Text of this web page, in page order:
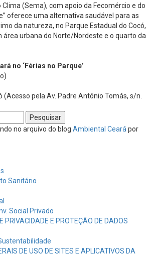
(Sema), com apoio da Fecomércio e do
oferece uma alternativa saudável para as
da natureza, no Parque Estadual do Cocó,
urbana do Norte/Nordeste e o quarto da
no ‘Férias no Parque’
(Acesso pela Av. Padre Antônio Tomás, s/n.
no arquivo do blog Ambiental Ceará por
Sanitário
Social Privado
PRIVACIDADE E PROTEÇÃO DE DADOS
DE USO DE SITES E APLICATIVOS DA